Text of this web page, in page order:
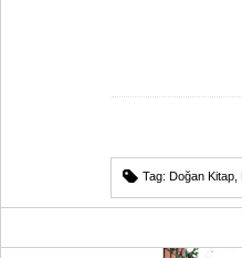
Tag: Doğan Kitap